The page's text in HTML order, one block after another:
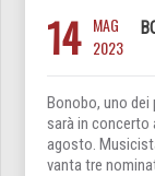
14 MAG
2023
Bonobo, uno dei
sarà in concerto
agosto.
vanta tre